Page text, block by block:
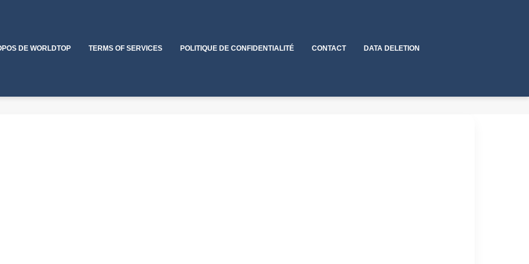
DE WORLDTOP TERMS OF SERVICES POLITIQUE DE CONFIDENTIALITÉ CONTACT DATA DELETION